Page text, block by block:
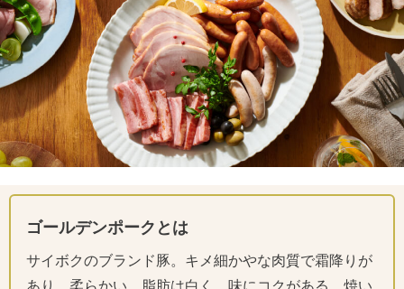
ゴールデンポークとは
サイボクのブランド豚。キメ細かやな肉質で霜降りが
あり、柔らかい。脂肪は白く、味にコクがある。焼い